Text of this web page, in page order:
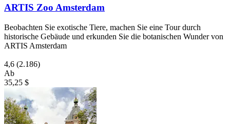
ARTIS Zoo Amsterdam
Beobachten Sie exotische Tiere, machen Sie eine Tour durch
historische Gebäude und erkunden Sie die botanischen Wunder von
ARTIS Amsterdam
4,6 (2.186)
Ab
35,25 $